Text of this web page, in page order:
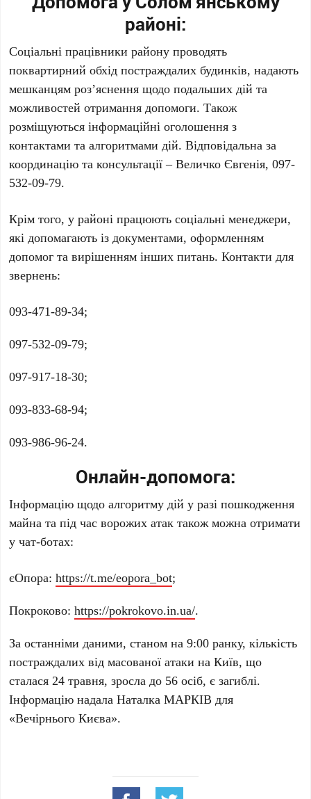
районі:
Соціальні працівники району проводять
поквартирний обхід постраждалих будинків, надають
мешканцям роз’яснення щодо подальших дій та
можливостей отримання допомоги. Також
розміщуються інформаційні оголошення з
контактами та алгоритмами дій. Відповідальна за
координацію та консультації –Величко Євгенія, 097-
532-09-79.
Крім того, у районі працюють соціальні менеджери,
які допомагають із документами, оформленням
допомог та вирішенням інших питань. Контакти для
звернень:
093-471-89-34;
097-532-09-79;
097-917-18-30;
093-833-68-94;
093-986-96-24.
Онлайн-допомога:
Інформацію щодо алгоритму дій у разі пошкодження
майна та під час ворожих атак також можна отримати
у чат-ботах:
єОпора:https://t.me/eopora_bot;
Покроково:https://pokrokovo.in.ua/.
За останніми даними, станом на9:00 ранку, кількість
постраждалих від масованої атаки на Київ, що
сталася24 травня, зросла до 56 осіб, є загиблі.
Інформацію надала Наталка МАРКІВ для
«Вечірнього Києва».